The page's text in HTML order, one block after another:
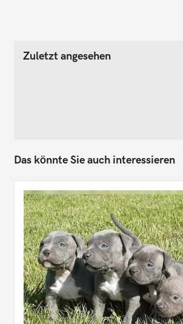
Zuletzt angesehen
Das könnte Sie auch interessieren